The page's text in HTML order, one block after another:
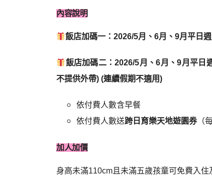
內容說明
飯店加碼一：2026/5月、6月、9月平日
飯店加碼二：2026/5月、6月、9月平日
不提供外帶) (連續假期不適用)
依付費人數含早餐
依付費人數送跨日育樂天地遊園券（
加人加價
身高未滿110cm且未滿五歲孩童可免費入